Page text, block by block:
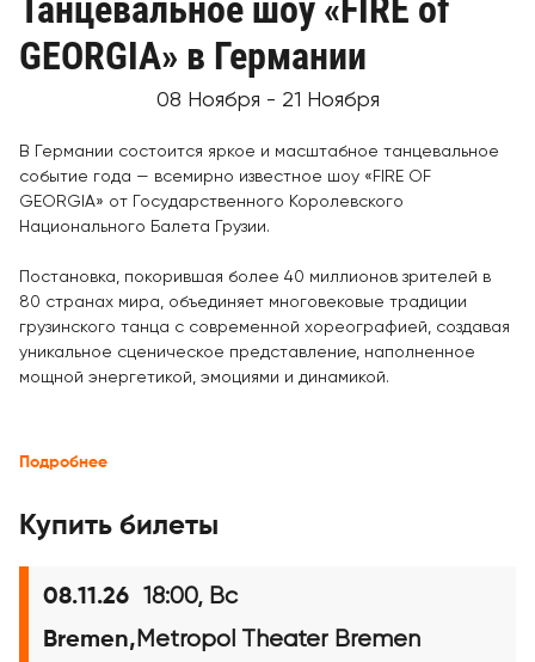
Танцевальное шоу «FIRE of
GEORGIA» в Германии
08 Ноября - 21 Ноября
В Германии состоится яркое и масштабное танцевальное
событие года — всемирно известное шоу «FIRE OF
GEORGIA» от Государственного Королевского
Национального Балета Грузии.
Постановка, покорившая более 40 миллионов зрителей в
80 странах мира, объединяет многовековые традиции
грузинского танца с современной хореографией, создавая
уникальное сценическое представление, наполненное
мощной энергетикой, эмоциями и динамикой.
Подробнее
Купить билеты
08.11.26 18:00, Вс
Bremen, Metropol Theater Bremen